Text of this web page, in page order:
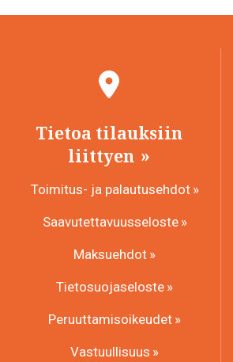
Tietoa tilauksiin
liittyen
Toimitus- ja palautusehdot
Saavutettavuusseloste
Maksuehdot
Tietosuojaseloste
Peruuttamisoikeudet
Vastuullisuus